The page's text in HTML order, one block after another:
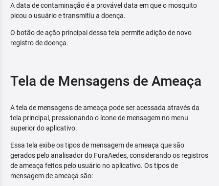
A data de contaminação é a provável data em que o mosquito
picou o usuário e transmitiu a doença.
O botão de ação principal dessa tela permite adição de novo
registro de doença.
Tela de Mensagens de Ameaça
A tela de mensagens de ameaça pode ser acessada através da
tela principal, pressionando o ícone de mensagem no menu
superior do aplicativo.
Essa tela exibe os tipos de mensagem de ameaça que são
gerados pelo analisador do FuraAedes, considerando os registros
de ameaça feitos pelo usuário no aplicativo. Os tipos de
mensagem de ameaça são: